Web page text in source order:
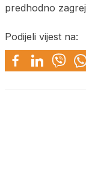
predhodno
Podijeli vijest na: